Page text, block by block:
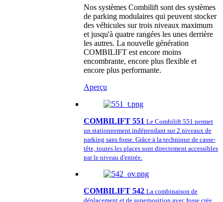
Nos systèmes Combilift sont des systèmes
de parking modulaires qui peuvent stocker
des véhicules sur trois niveaux maximum
et jusqu'à quatre rangées les unes derrière
les autres. La nouvelle génération
COMBILIFT est encore moins
encombrante, encore plus flexible et
encore plus performante.
Aperçu
COMBILIFT 551 Le Combilift 551 permet
un stationnement indépendant sur 2 niveaux de
parking sans fosse. Grâce à la technique de casse-
tête, toutes les places sont directement accessibles
par le niveau d'entrée.
COMBILIFT 542 La combinaison de
déplacement et de superposition avec fosse crée